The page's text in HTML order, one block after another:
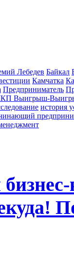
Лебедев Байкал
Камчатка
Предприниматель
Выигрыш-
история